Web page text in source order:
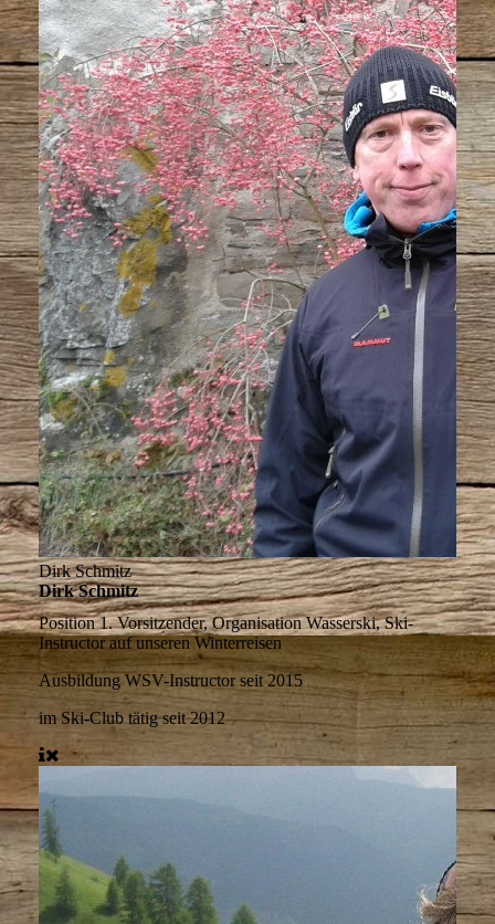
Dirk Schmitz
Dirk Schmitz
Position1. Vorsitzender, Organisation Wasserski, Ski-
Instructor auf unseren Winterreisen
Ausbildung WSV-Instructor seit 2015
im Ski-Club tätigseit 2012